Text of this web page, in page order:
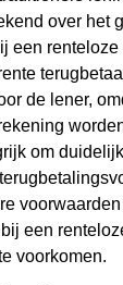
over het
een
de lener,
om
een
voorkomen.